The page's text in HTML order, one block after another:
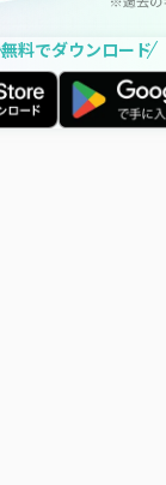
無料でダウンロード